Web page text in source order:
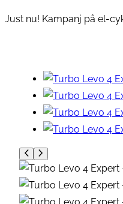
Just nu! Kampanj på el-